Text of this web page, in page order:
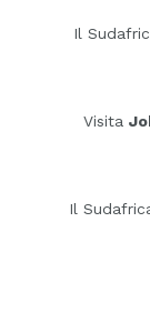
Il
Visita
Il